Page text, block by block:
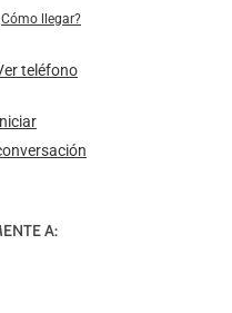
llegar?
teléfono
A: